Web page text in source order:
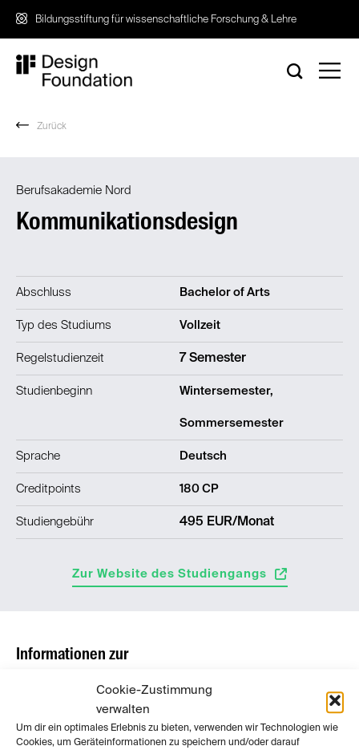
Cookie-Zustimmung
verwalten
Um dir ein optimales Erlebnis zu bieten, verwenden wir Technologien wie
Cookies, um Geräteinformationen zu speichern und/oder darauf
Bildungsstiftung für wissenschaftliche Forschung & Lehre
Zurück
Berufsakademie Nord
Kommunikationsdesign
Abschluss Bachelor of Arts
Typ des Studiums Vollzeit
Regelstudienzeit 7 Semester
Studienbeginn Wintersemester,
Sommersemester
Sprache Deutsch
Creditpoints 180 CP
Studiengebühr 495 EUR/Monat
Zur Website des Studiengangs
Informationen zur